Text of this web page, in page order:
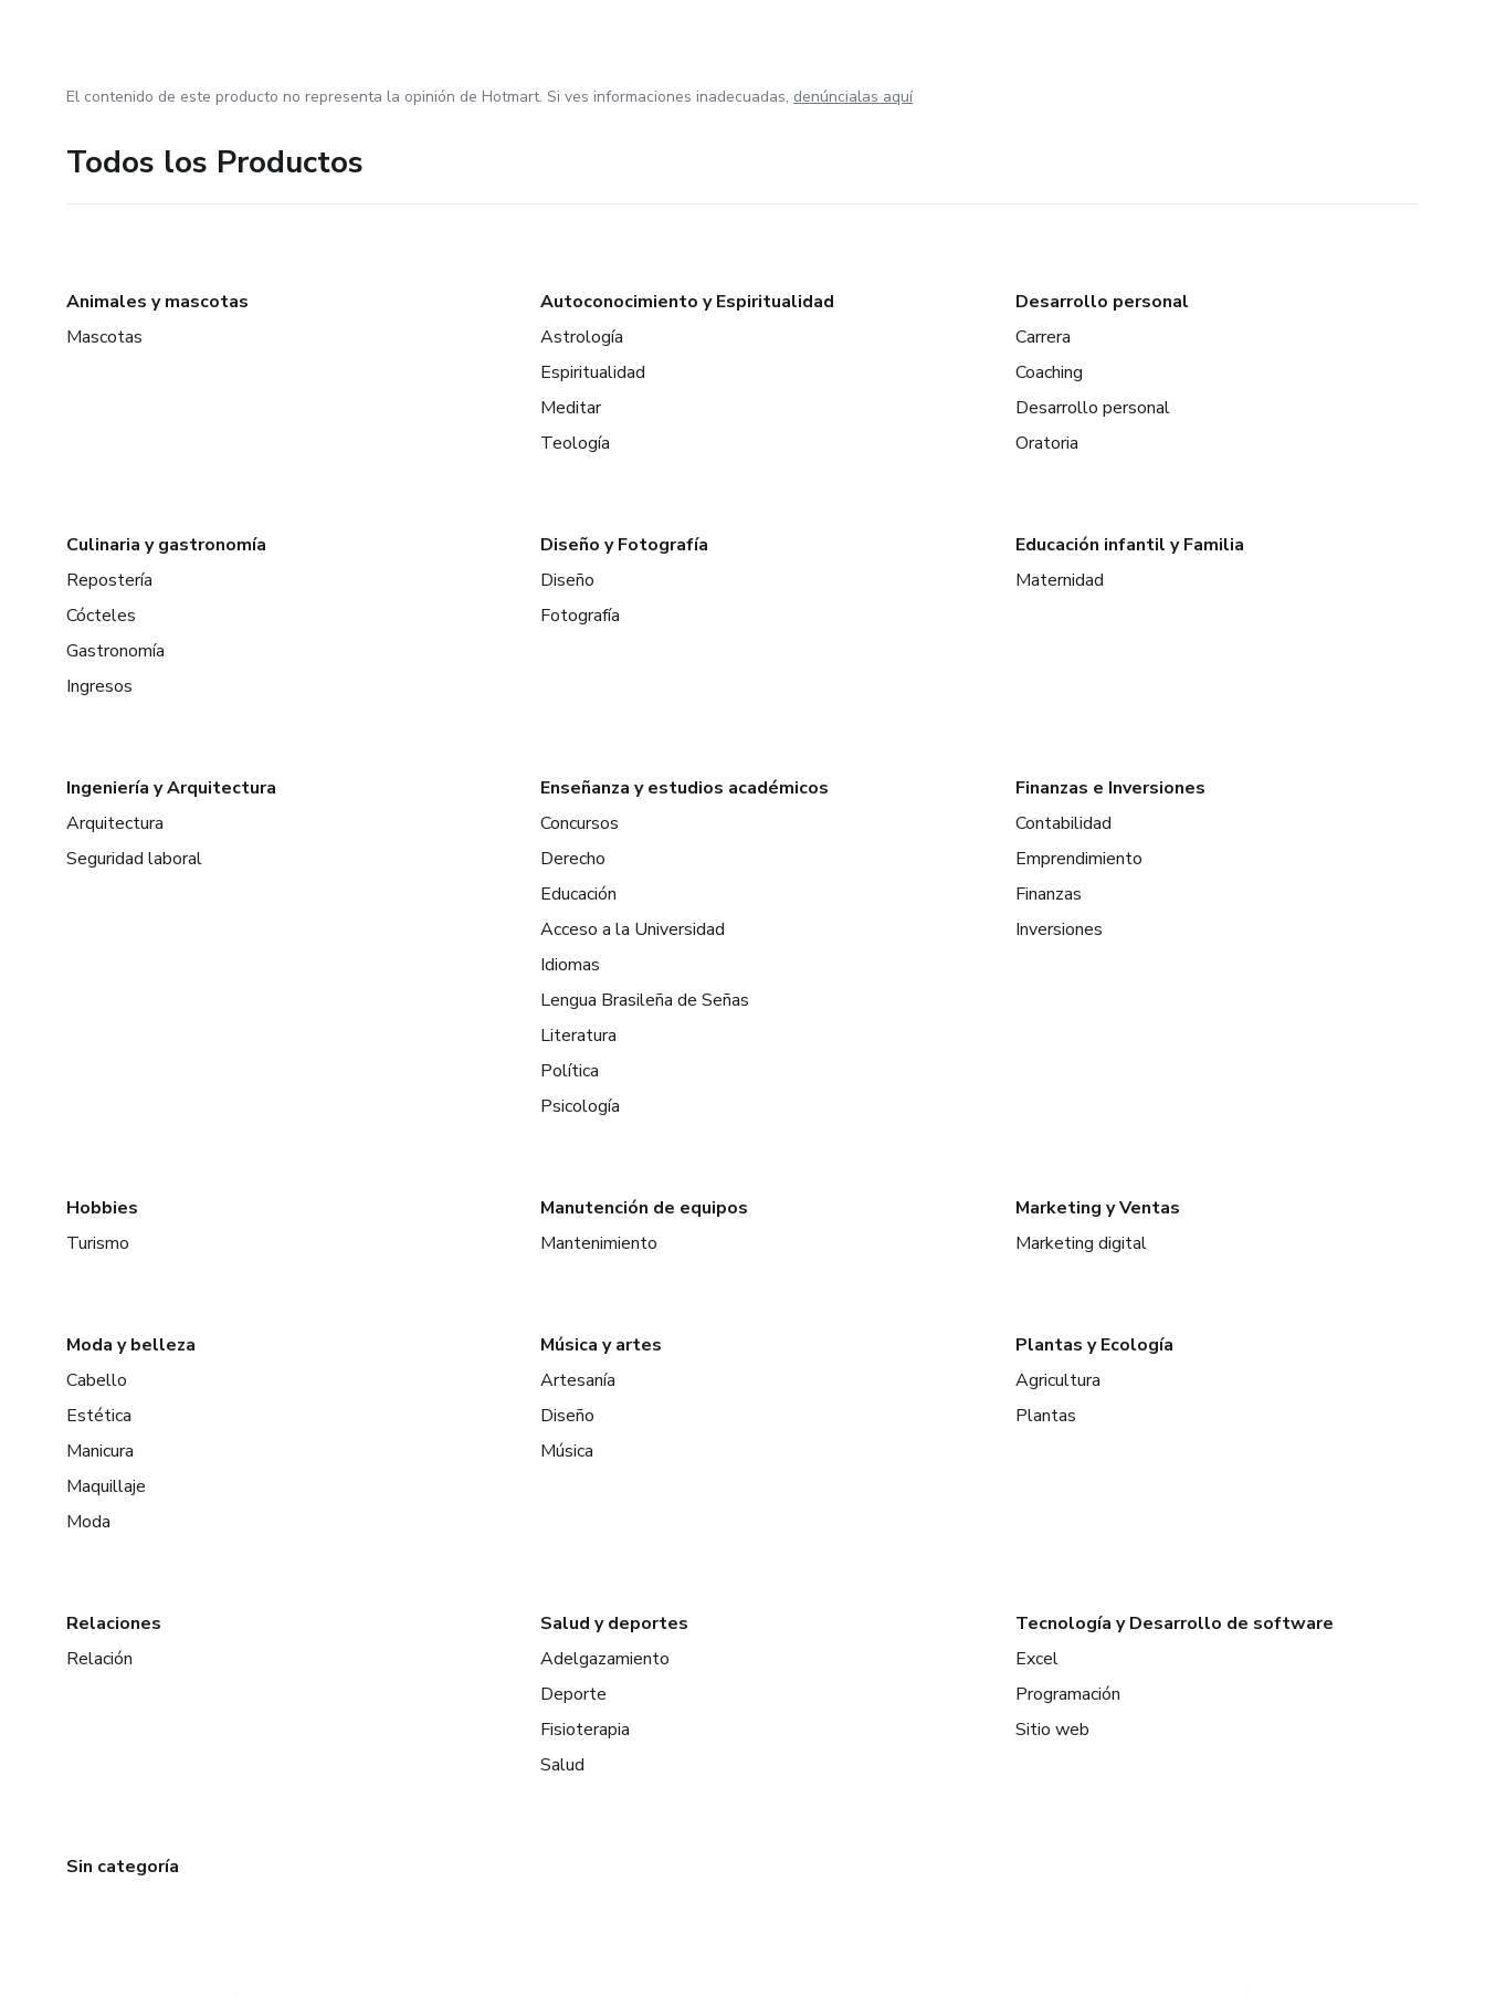
El contenido de este producto no representa la opinión de Hotmart. Si ves informaciones inadecuadas, denúncialas aquí
Todos los Productos
Animales y mascotas
Mascotas
Autoconocimiento y Espiritualidad
Astrología
Espiritualidad
Meditar
Teología
Desarrollo personal
Carrera
Coaching
Desarrollo personal
Oratoria
Culinaria y gastronomía
Repostería
Cócteles
Gastronomía
Ingresos
Diseño y Fotografía
Diseño
Fotografía
Educación infantil y Familia
Maternidad
Ingeniería y Arquitectura
Arquitectura
Seguridad laboral
Enseñanza y estudios académicos
Concursos
Derecho
Educación
Acceso a la Universidad
Idiomas
Lengua Brasileña de Señas
Literatura
Política
Psicología
Finanzas e Inversiones
Contabilidad
Emprendimiento
Finanzas
Inversiones
Hobbies
Turismo
Manutención de equipos
Mantenimiento
Marketing y Ventas
Marketing digital
Moda y belleza
Cabello
Estética
Manicura
Maquillaje
Moda
Música y artes
Artesanía
Diseño
Música
Plantas y Ecología
Agricultura
Plantas
Relaciones
Relación
Salud y deportes
Adelgazamiento
Deporte
Fisioterapia
Salud
Tecnología y Desarrollo de software
Excel
Programación
Sitio web
Sin categoría